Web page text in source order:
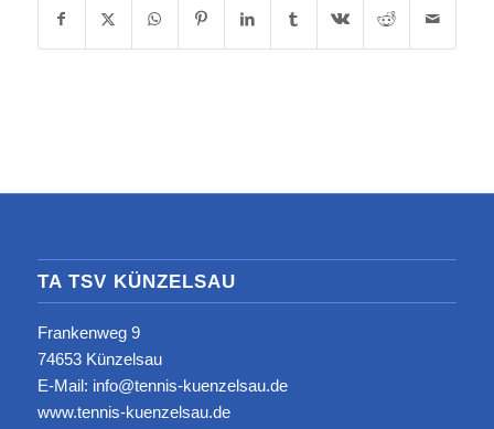
TA TSV KÜNZELSAU
Frankenweg 9
74653 Künzelsau
E-Mail: info@tennis-kuenzelsau.de
www.tennis-kuenzelsau.de